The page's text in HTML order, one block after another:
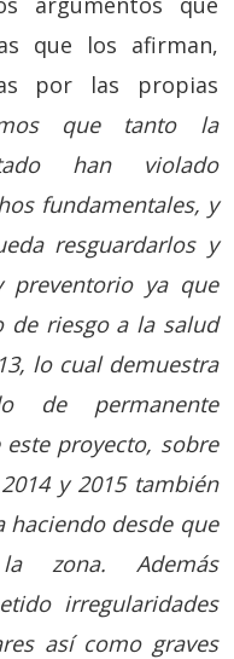
que los afirman,
por las propias
que tanto la
han violado
fundamentales, y
resguardarlos y
preventorio ya que
de riesgo a la salud
lo cual demuestra
de permanente
proyecto, sobre
y 2015 también
desde que
zona. Además
irregularidades
así como graves